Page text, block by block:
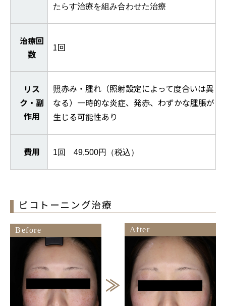
たらす治療を組み合わせた治療
治療回
数
1回
リス
ク・副
作用
照赤み・腫れ（照射設定によって度合いは異
なる）一時的な炎症、発赤、わずかな腫脹が
生じる可能性あり
費用 1回 49,500円（税込）
ピコトーニング治療
Before After